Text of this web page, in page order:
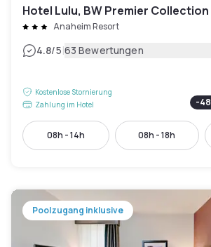
Hotel Lulu, BW Premier Collection
Anaheim Resort
4.8/5|63 Bewertungen
Kostenlose Stornierung
Zahlung im Hotel
-48
08h - 14h 08h - 18h
Poolzugang inklusive